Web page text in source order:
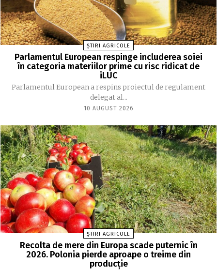
ȘTIRI AGRICOLE
Parlamentul European respinge includerea soiei
în categoria materiilor prime cu risc ridicat de
iLUC
Parlamentul European a respins proiectul de regulament
delegat al...
10 AUGUST 2026
ȘTIRI AGRICOLE
Recolta de mere din Europa scade puternic în
2026. Polonia pierde aproape o treime din
producție